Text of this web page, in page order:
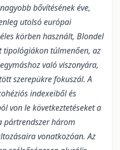
bővítésének éve,
utolsó európai
körben használt, Blondel
túlmenően, az
való viszonyára,
szerepükre fokuszál. A
indexeiből és
von le következtetéseket a
pártrendszer három
vonatkozóan. Az